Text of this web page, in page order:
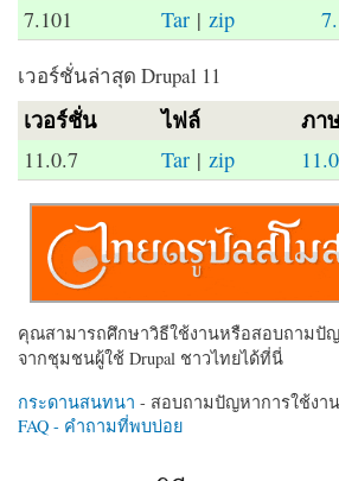
7.101 Tar |zip
เวอร์ชั่นล่าสุด Drupal 11
เวอร์ชั่น ไฟล์ ภา
11.0.7 Tar | zip
คุณสามารถศึกษาวิธีใช้งานหรือสอบถามปัญ
จากชุมชนผู้ใช้ Drupal ชาวไทยได้ที่นี่
กระดานสนทนา - สอบถามปัญหาการใช้งาน
FAQ - คำถามที่พบบ่อย